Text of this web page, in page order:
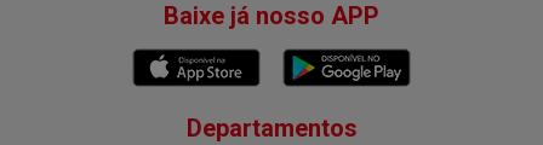
Baixe já nosso APP
Departamentos